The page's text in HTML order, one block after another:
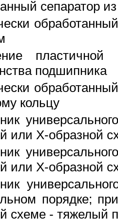
сепаратор
подшипника
кольцу
или Х-образной
или Х-образной
порядке;
схеме - тяжелый